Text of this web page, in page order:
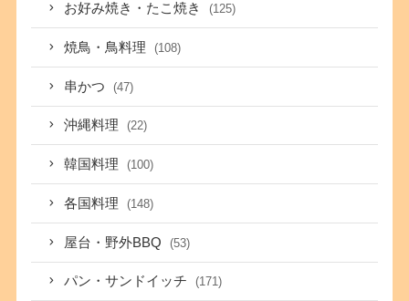
お好み焼き・たこ焼き (125)
焼鳥・鳥料理 (108)
串かつ (47)
沖縄料理 (22)
韓国料理 (100)
各国料理 (148)
屋台・野外BBQ (53)
パン・サンドイッチ (171)